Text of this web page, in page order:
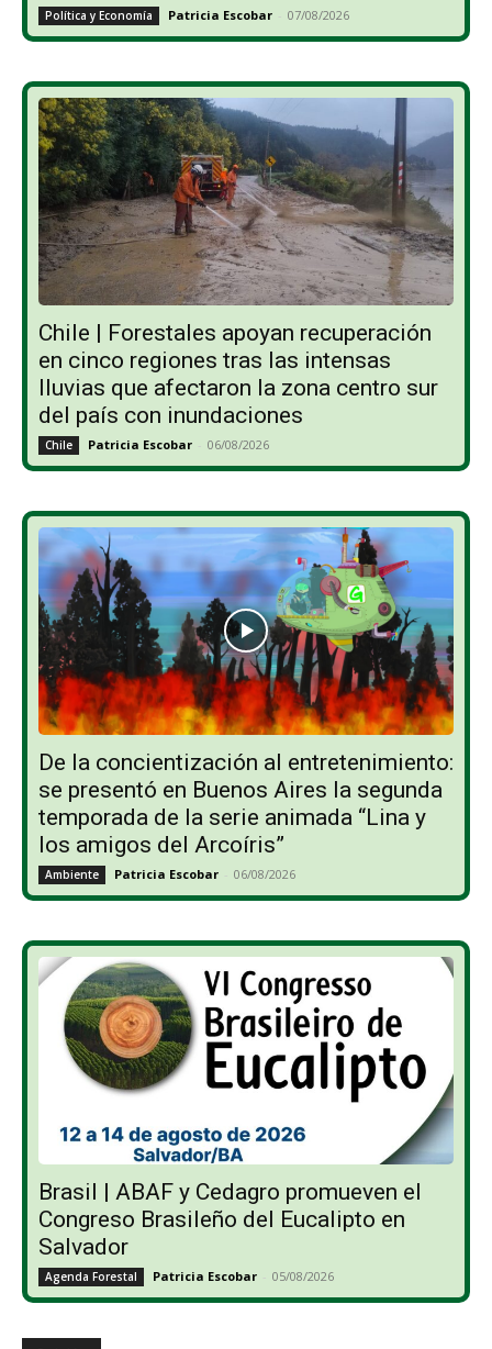
Política y Economía Patricia Escobar - 07/08/2026
Chile | Forestales apoyan recuperación
en cinco regiones tras las intensas
lluvias que afectaron la zona centro sur
del país con inundaciones
Chile Patricia Escobar - 06/08/2026
De la concientización al entretenimiento:
se presentó en Buenos Aires la segunda
temporada de la serie animada “Lina y
los amigos del Arcoíris”
Ambiente Patricia Escobar - 06/08/2026
Brasil | ABAF y Cedagro promueven el
Congreso Brasileño del Eucalipto en
Salvador
Agenda Forestal Patricia Escobar - 05/08/2026